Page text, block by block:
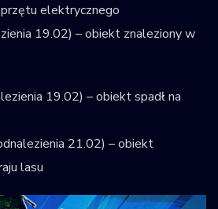
elektrycznego
19.02) – obiekt znaleziony w
19.02) – obiekt spadł na
21.02) – obiekt
lasu